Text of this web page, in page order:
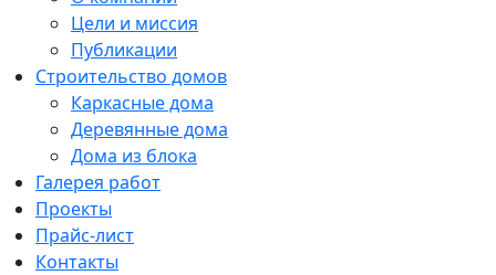
Цели и миссия
Публикации
Строительство домов
Каркасные дома
Деревянные дома
Дома из блока
Галерея работ
Проекты
Прайс-лист
Контакты